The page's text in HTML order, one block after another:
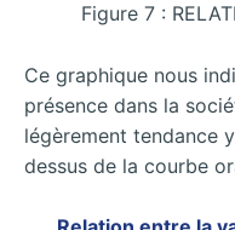
Figure 7 :
Ce graphique nous
présence dans la
légèrement tendance
dessus de la courbe